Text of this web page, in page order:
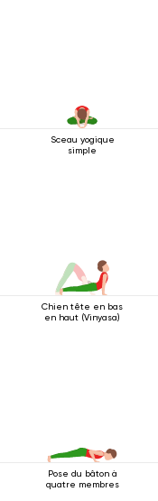
Sceau yogique
simple
Chien tête en bas
en haut (Vinyasa)
Pose du bâton à
quatre membres